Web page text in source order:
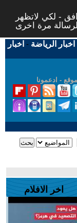
- لكي لاتظهر
اخبار الرياضة - اخبار
- ادعمونا
اخر الافلام